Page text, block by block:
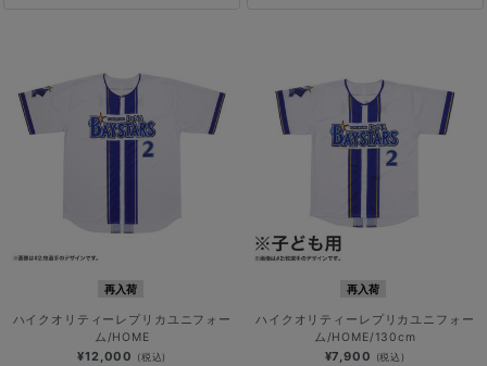
再入荷
ハイクオリティーレプリカユニフォー
ム/HOME
¥12,000 (税込)
再入荷
ハイクオリティーレプリカユニフォー
ム/HOME/130cm
¥7,900 (税込)